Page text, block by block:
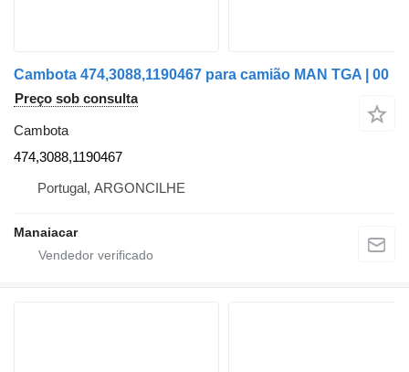
Cambota 474,3088,1190467 para camião MAN TGA | 00
Preço sob consulta
Cambota
474,3088,1190467
Portugal, ARGONCILHE
Manaiacar